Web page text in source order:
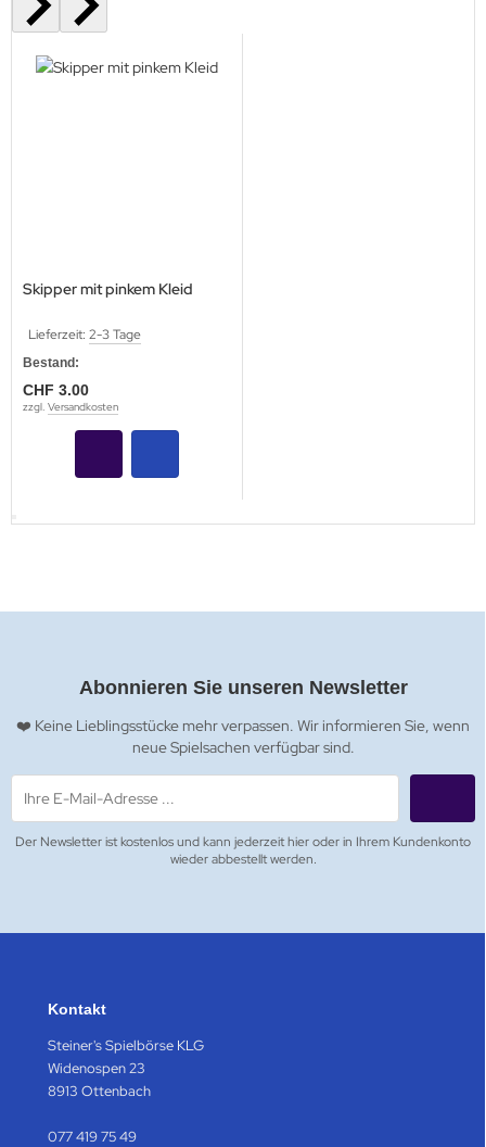
Skipper mit pinkem Kleid
Lieferzeit: 2-3 Tage
Bestand:
CHF 3.00
zzgl. Versandkosten
Abonnieren Sie unseren Newsletter
❤️ Keine Lieblingsstücke mehr verpassen. Wir informieren Sie, wenn
neue Spielsachen verfügbar sind.
Der Newsletter ist kostenlos und kann jederzeit hier oder in Ihrem Kundenkonto
wieder abbestellt werden.
Kontakt
Steiner's Spielbörse KLG
Widenospen 23
8913 Ottenbach
077 419 75 49